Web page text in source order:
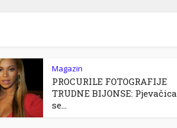
Magazin
PROCURILE FOTOGRAFIJE
TRUDNE BIJONSE: Pjevačica
se...